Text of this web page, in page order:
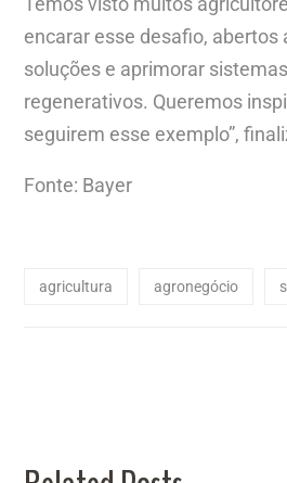
encarar esse desafio, abertos
soluções e aprimorar
regenerativos. Queremos
seguirem esse exemplo”,
Fonte: Bayer
agricultura agronegócio